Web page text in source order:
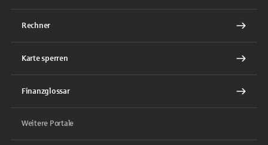
Rechner
Karte sperren
Finanzglossar
Weitere Portale